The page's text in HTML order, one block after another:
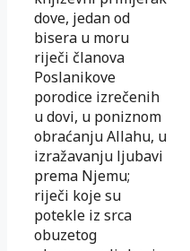
dove, jedan od
bisera u moru
riječi članova
Poslanikove
porodice izrečenih
u dovi, u poniznom
obraćanju Allahu, u
izražavanju ljubavi
prema Njemu;
riječi koje su
potekle iz srca
obuzetog